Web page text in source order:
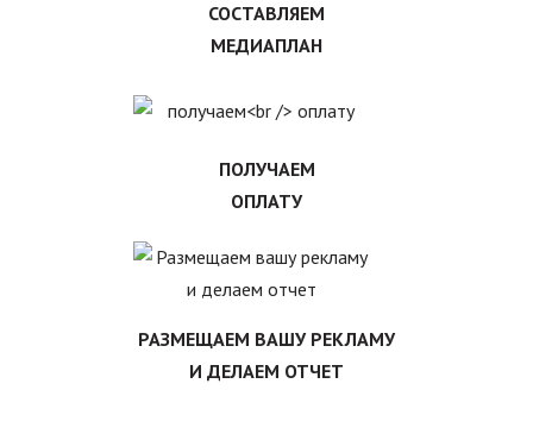
СОСТАВЛЯЕМ
МЕДИАПЛАН
ПОЛУЧАЕМ
ОПЛАТУ
РАЗМЕЩАЕМ ВАШУ РЕКЛАМУ
И ДЕЛАЕМ ОТЧЕТ